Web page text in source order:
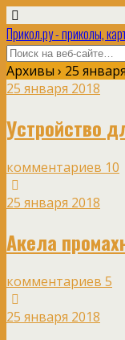
Прикол.ру - приколы,
Архивы › 25
25 января 2018
Устройство
комментариев 10
25 января 2018
Акела
комментариев 5
25 января 2018